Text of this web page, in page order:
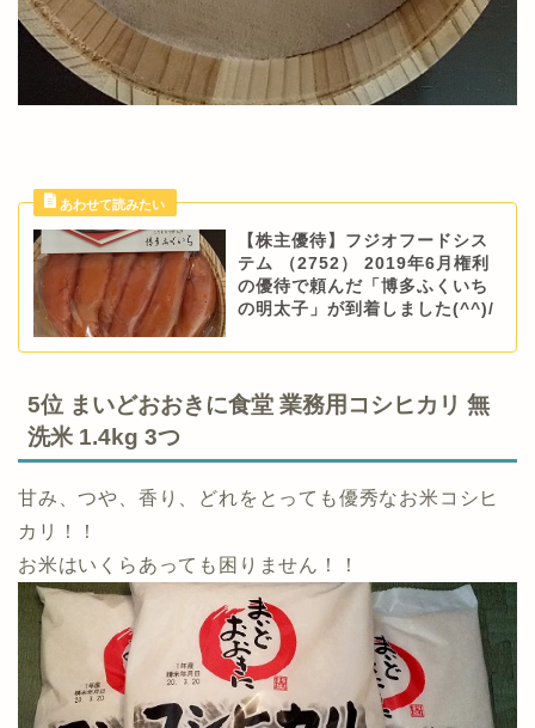
【株主優待】フジオフードシス
テム （2752） 2019年6月権利
の優待で頼んだ「博多ふくいち
の明太子」が到着しました(^^)/
5位 まいどおおきに食堂 業務用コシヒカリ 無
洗米 1.4kg 3つ
甘み、つや、香り、どれをとっても優秀なお米コシヒ
カリ！！
お米はいくらあっても困りません！！